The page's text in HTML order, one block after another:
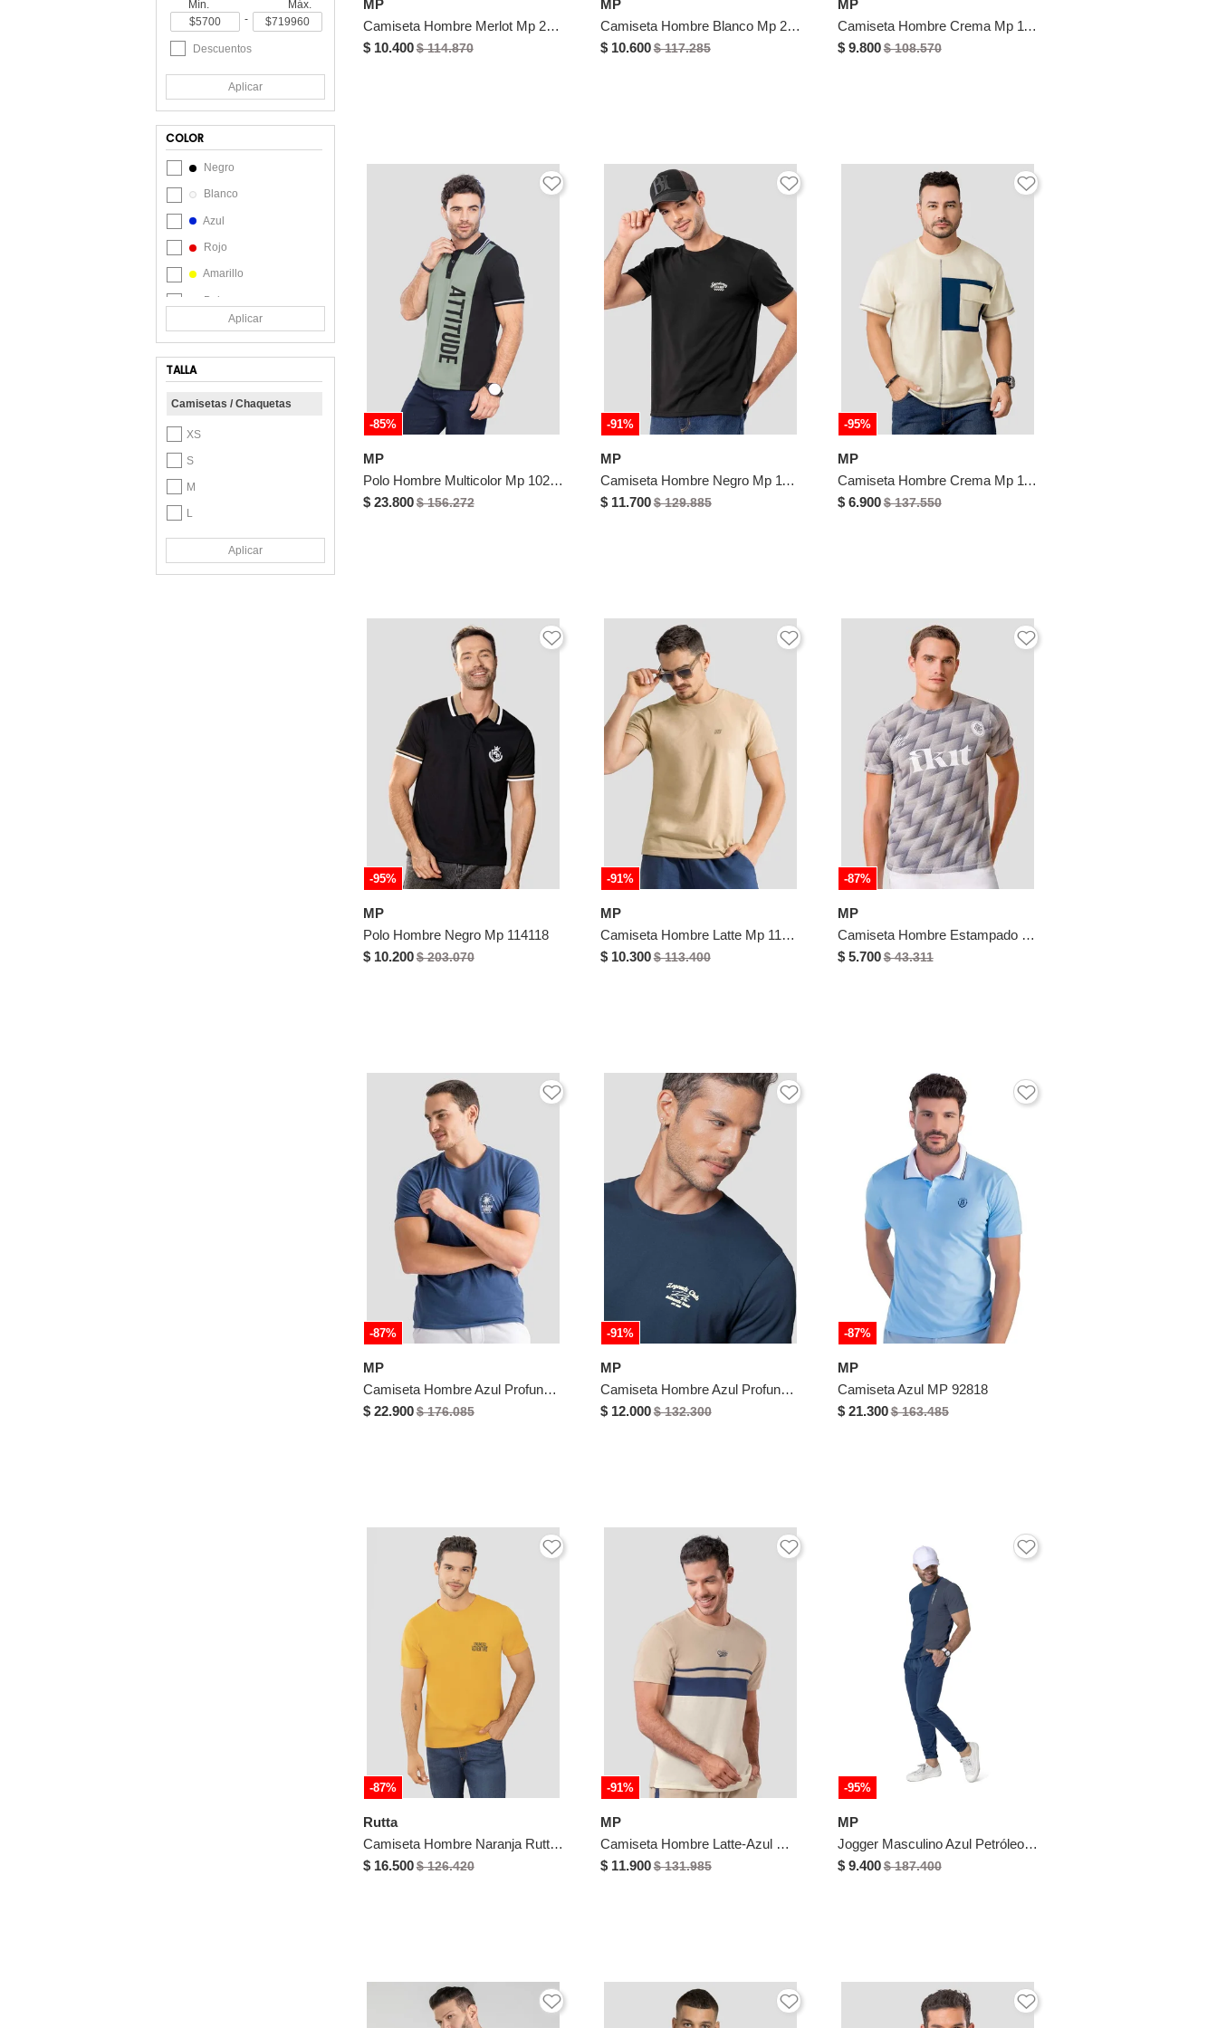
Rutta
Tommy Hilfiger
Totto
US Polo Assn
Vélez
Mín.
Máx.
-
Descuentos
Aplicar
COLOR
Negro
Blanco
Azul
Rojo
Amarillo
Beige
Crudo
Gris
Lila
Naranja
Rosa
Aplicar
TALLA
Camisetas / Chaquetas
XS
S
M
L
XL
XXL
Aplicar
MP
Camiseta Hombre Merlot Mp 2112
$ 10.400$ 114.870
MP
Camiseta Hombre Blanco Mp 2113
$ 10.600$ 117.285
MP
Camiseta Hombre Crema Mp 110530
$ 9.800$ 108.570
-85%
MP
Polo Hombre Multicolor Mp 102566
$ 23.800$ 156.272
-91%
MP
Camiseta Hombre Negro Mp 114487
$ 11.700$ 129.885
-95%
MP
Camiseta Hombre Crema Mp 110523
$ 6.900$ 137.550
-95%
MP
Polo Hombre Negro Mp 114118
$ 10.200$ 203.070
-91%
MP
Camiseta Hombre Latte Mp 113113
$ 10.300$ 113.400
-87%
MP
Camiseta Hombre Estampado Mp 111808
$ 5.700$ 43.311
-87%
MP
Camiseta Hombre Azul Profundo Mp 113063
$ 22.900$ 176.085
-91%
MP
Camiseta Hombre Azul Profundo Mp 114233
$ 12.000$ 132.300
-87%
MP
Camiseta Azul MP 92818
$ 21.300$ 163.485
-87%
Rutta
Camiseta Hombre Naranja Rutta 1855
$ 16.500$ 126.420
-91%
MP
Camiseta Hombre Latte-Azul Mp 114234
$ 11.900$ 131.985
-95%
MP
Jogger Masculino Azul Petróleo Oscuro Mp 33636
$ 9.400$ 187.400